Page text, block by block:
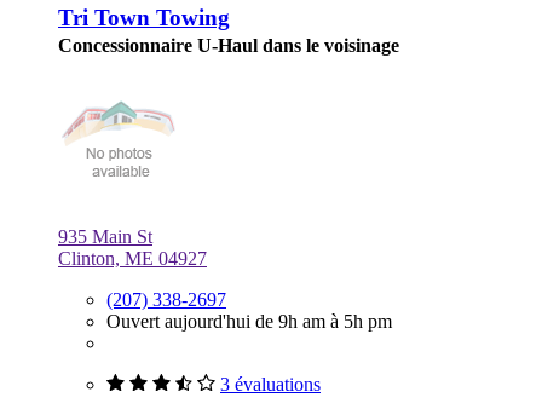
Tri Town Towing
Concessionnaire U-Haul dans le voisinage
935 Main St
Clinton, ME 04927
(207) 338-2697
Ouvert aujourd'hui de 9h am à 5h pm
3 évaluations